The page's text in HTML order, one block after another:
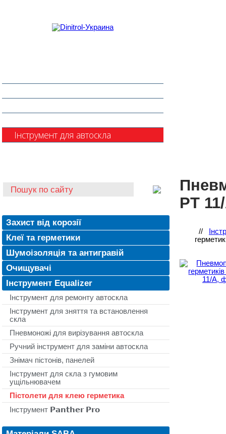
Інструмент для автоскла
Захист від корозії
Клеї та герметики
Шумоізоляція та антигравій
Очищувачі
Інструмент Equalizer
Інструмент для ремонту автоскла
Інструмент для зняття та встановлення
скла
Пневмоножі для вирізування автоскла
Ручний інструмент для заміни автоскла
Знімач пістонів, панелей
Інструмент для скла з гумовим
ущільнювачем
Пістолети для клею герметика
Інструмент 𝗣𝗮𝗻𝘁𝗵𝗲𝗿 𝗣𝗿𝗼
PT
//